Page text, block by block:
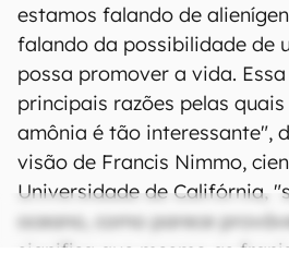
estamos falando de
falando da possibilidade de
possa promover a vida.
principais razões pelas
amônia é tão interessante",
visão de Francis Nimmo,
Universidade de Califórnia,
oceano, como parece
significa que mesmo as